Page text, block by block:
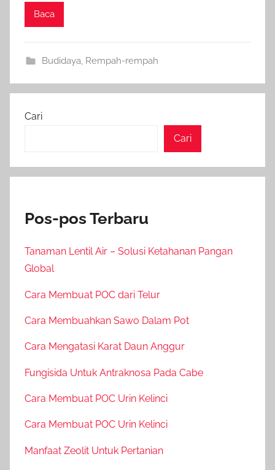
Baca
Budidaya Rempah-rempah
Cari
Cari
Pos-pos Terbaru
Tanaman Lentil Air – Solusi Ketahanan Pangan
Global
Cara Membuat POC dari Telur
Cara Membuahkan Sawo Dalam Pot
Cara Mengatasi Karat Daun Anggur
Fungisida Untuk Antraknosa Pada Cabe
Cara Membuat POC Urin Kelinci
Cara Membuat POC Urin Kelinci
Manfaat Zeolit Untuk Pertanian